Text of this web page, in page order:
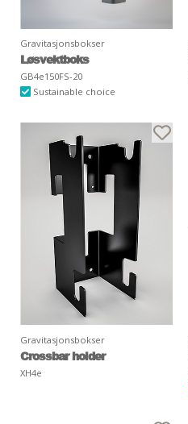
Gravitasjonsbokser
Løsvektboks
GB4e150FS-20
Sustainable choice
Gravitasjonsbokser
Crossbar holder
XH4e